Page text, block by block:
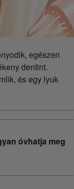
egészen
dentint.
és egy lyuk
óvhatja meg